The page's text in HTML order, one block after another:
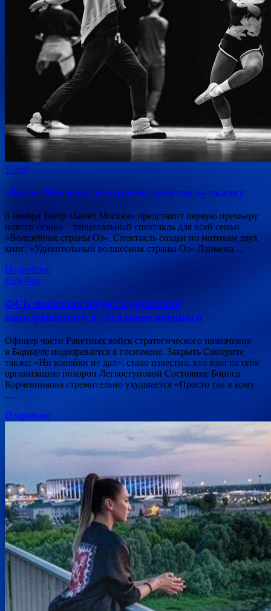
Театр
«Балет Москва» выпускает спектакль-сказку
8 ноября Театр «Балет Москва» представит первую премьеру
нового сезона – танцевальный спектакль для всей семьи
«Волшебник страны Оз». Спектакль создан по мотивам двух
книг: «Удивительный волшебник страны Оз» Лаймена …
Подробнее
Шоу-биз
ФСБ показала видео задержания
подозреваемого в госизмене военного
Офицер части Ракетных войск стратегического назначения
в Барнауле подозревается в госизмене. Закрыть Смотрите
также: «Ни копейки не дал»: стало известно, кто взял на себя
организацию похорон Легкоступовой Состояние Бориса
Корчевникова стремительно ухудшается «Просто так в кому
…
Подробнее